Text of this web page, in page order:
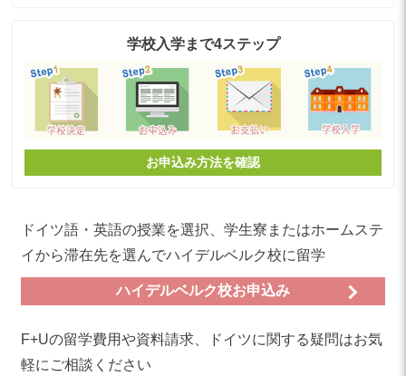
学校入学まで4ステップ
お申込み方法を確認
ドイツ語・英語の授業を選択、学生寮またはホームステ
イから滞在先を選んでハイデルベルク校に留学
ハイデルベルク校お申込み
F+Uの留学費用や資料請求、ドイツに関する疑問はお気
軽にご相談ください